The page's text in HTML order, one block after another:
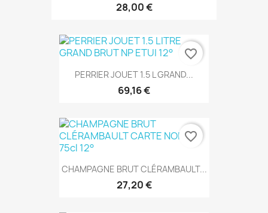
28,00 €
PERRIER JOUET 1.5 L GRAND...
69,16 €
favorite_border
CHAMPAGNE BRUT CLÉRAMBAULT...
27,20 €
favorite_border